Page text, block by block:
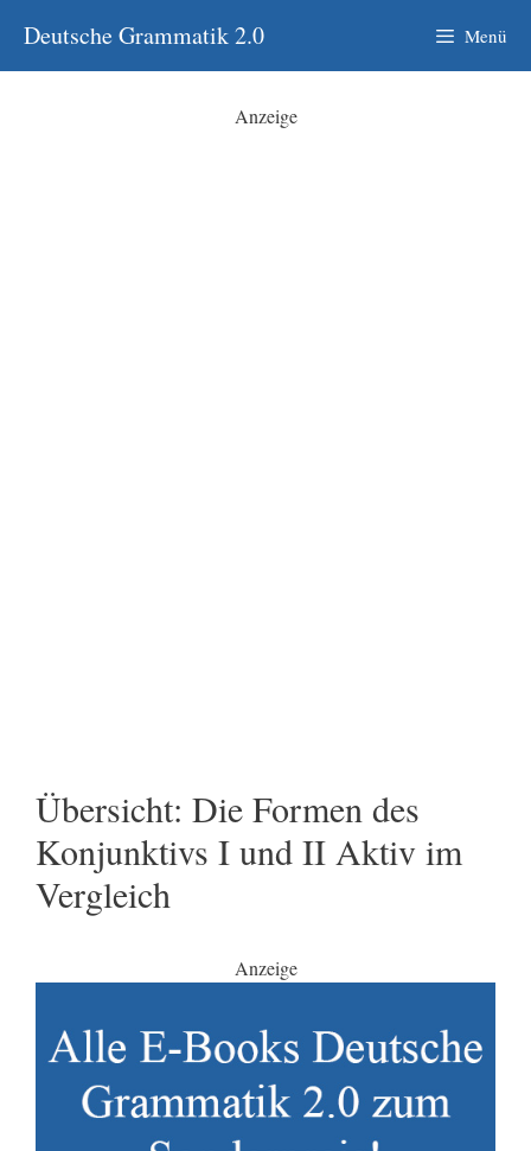
Inhalt
springen
Deutsche Grammatik 2.0 Menü
Anzeige
Übersicht: Die Formen des
Konjunktivs I und II Aktiv im
Vergleich
Anzeige